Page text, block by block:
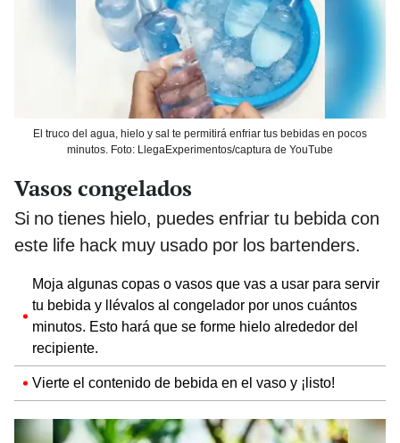
El truco del agua, hielo y sal te permitirá enfriar tus bebidas en pocos
minutos. Foto: LlegaExperimentos/captura de YouTube
Vasos congelados
Si no tienes hielo, puedes enfriar tu bebida con
este life hack muy usado por los bartenders.
Moja algunas copas o vasos que vas a usar para servir
tu bebida y llévalos al congelador por unos cuántos
minutos. Esto hará que se forme hielo alrededor del
recipiente.
Vierte el contenido de bebida en el vaso y ¡listo!